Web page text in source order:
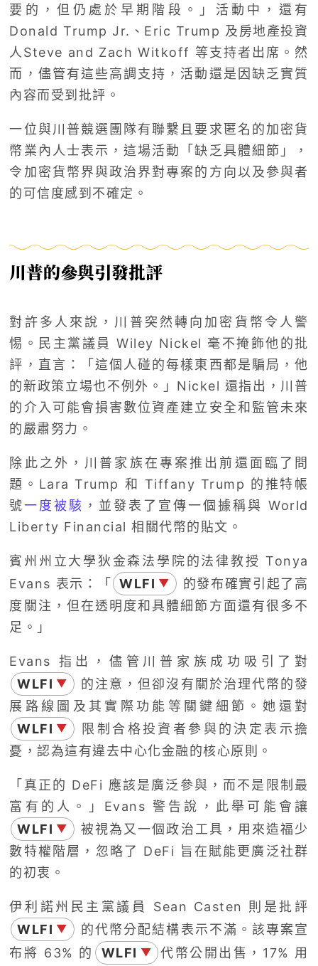
要的，但仍處於早期階段。」活動中，還有
Donald Trump Jr.、Eric Trump 及房地產投資
人Steve and Zach Witkoff 等支持者出席。然
而，儘管有這些高調支持，活動還是因缺乏實質
內容而受到批評。
一位與川普競選團隊有聯繫且要求匿名的加密貨
幣業內人士表示，這場活動「缺乏具體細節」，
令加密貨幣界與政治界對專案的方向以及參與者
的可信度感到不確定。
川普的參與引發批評
對許多人來說，川普突然轉向加密貨幣令人警
惕。民主黨議員 Wiley Nickel 毫不掩飾他的批
評，直言：「這個人碰的每樣東西都是騙局，他
的新政策立場也不例外。」Nickel 還指出，川普
的介入可能會損害數位資產建立安全和監管未來
的嚴肅努力。
除此之外，川普家族在專案推出前還面臨了問
題。Lara Trump 和 Tiffany Trump 的推特帳
號一度被駭 ，並發表了宣傳一個據稱與 World
Liberty Financial 相關代幣的貼文。
賓州州立大學狄金森法學院的法律教授 Tonya
Evans 表示：「
WLFI ▼
的發布確實引起了高
度關注，但在透明度和具體細節方面還有很多不
足。」
Evans 指出，儘管川普家族成功吸引了對
WLFI ▼
的注意，但卻沒有關於治理代幣的發
展路線圖及其實際功能等關鍵細節。她還對
WLFI ▼
限制合格投資者參與的決定表示擔
憂，認為這有違去中心化金融的核心原則。
「真正的 DeFi 應該是廣泛參與，而不是限制最
富有的人。」Evans 警告說，此舉可能會讓
WLFI ▼
被視為又一個政治工具，用來造福少
數特權階層，忽略了 DeFi 旨在賦能更廣泛社群
的初衷。
伊利諾州民主黨議員 Sean Casten 則是批評
WLFI ▼
的代幣分配結構表示不滿。該專案宣
布將 63% 的
WLFI ▼
代幣公開出售，17% 用